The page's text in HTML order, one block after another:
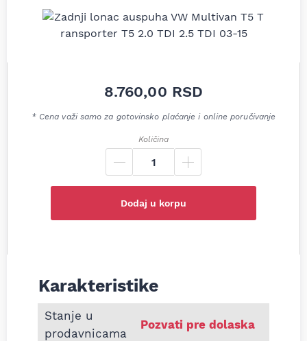
8.760,00 RSD
* Cena važi samo za gotovinsko plaćanje i online poručivanje
Količina
Dodaj u korpu
Informacije o Zadnji lonac auspuha VW Multivan
Karakteristike
Stanje u
prodavnicama
Pozvati pre dolaska